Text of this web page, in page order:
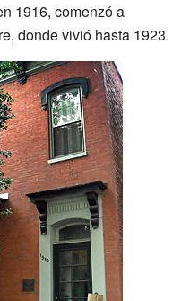
1916, comenzó a
donde vivió hasta 1923.